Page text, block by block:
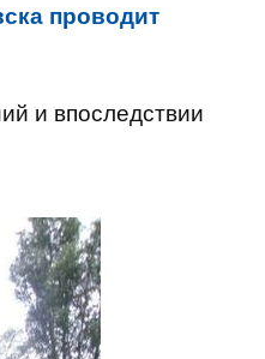
проводит
и впоследствии